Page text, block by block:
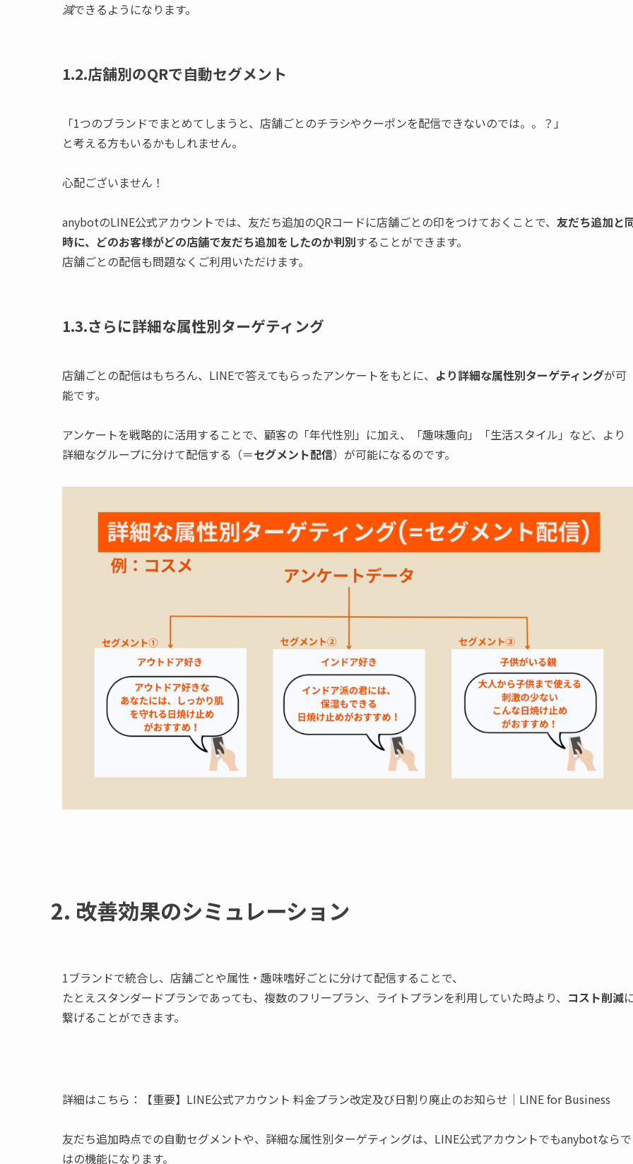
減できるようになります。
1.2.店舗別のQRで自動セグメント
「1つのブランドでまとめてしまうと、店舗ごとのチラシやクーポンを配信できないのでは。。？」
と考える方もいるかもしれません。
心配ございません！
anybotのLINE公式アカウントでは、友だち追加のQRコードに店舗ごとの印をつけておくことで、 友だち追加と
時に、どのお客様がどの店舗で友だち追加をしたのか判別することができます。
店舗ごとの配信も問題なくご利用いただけます。
1.3.さらに詳細な属性別ターゲティング
店舗ごとの配信はもちろん、LINEで答えてもらったアンケートをもとに、 より詳細な属性別ターゲティングが可
能です。
アンケートを戦略的に活用することで、顧客の「年代性別」に加え、「趣味趣向」「生活スタイル」など、より
詳細なグループに分けて配信する（＝セグメント配信）が可能になるのです。
2. 改善効果のシミュレーション
1ブランドで統合し、店舗ごとや属性・趣味嗜好ごとに分けて配信することで、
たとえスタンダードプランであっても、複数のフリープラン、ライトプランを利用していた時より、 コスト削減
繋げることができます。
詳細はこちら：【重要】LINE公式アカウント 料金プラン改定及び日割り廃止のお知らせ｜LINE for Business
友だち追加時点での自動セグメントや、詳細な属性別ターゲティングは、LINE公式アカウントでもanybotならで
はの機能になります。